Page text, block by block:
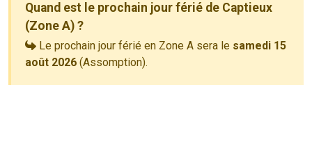
Quand est le prochain jour férié de Captieux
(Zone A) ?
Le prochain jour férié en Zone A sera le samedi 15
août 2026 (Assomption).